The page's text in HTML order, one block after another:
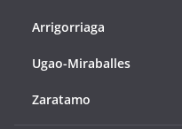
Arrigorriaga
Ugao-Miraballes
Zaratamo